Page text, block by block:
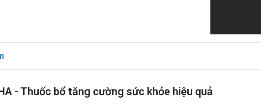
- Thuốc bổ tăng cường sức khỏe hiệu quả